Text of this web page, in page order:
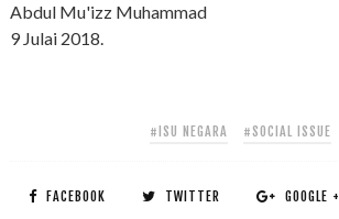
Abdul Mu'izz Muhammad
9 Julai 2018.
#ISU NEGARA #SOCIAL ISSUE
FACEBOOK TWITTER GOOGLE +